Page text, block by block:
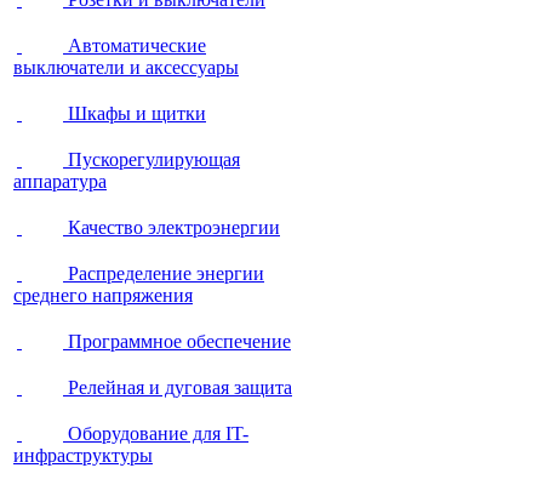
Автоматические
выключатели и аксессуары
Шкафы и щитки
Пускорегулирующая
аппаратура
Качество электроэнергии
Распределение энергии
среднего напряжения
Программное обеспечение
Релейная и дуговая защита
Оборудование для IT-
инфраструктуры